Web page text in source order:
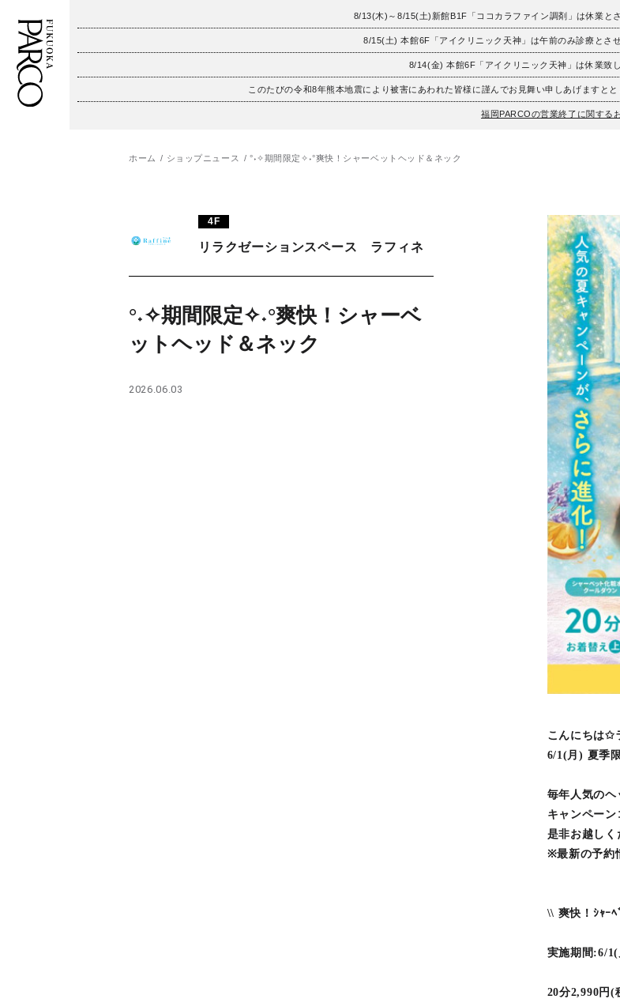
8/13(木)～8/15(土)新館B1F「ココカラファイン調剤」は休業と
8/15(土) 本館6F「アイクリニック天神」は午前のみ診療とさ
8/14(金) 本館6F「アイクリニック天神」は休業致
このたびの令和8年熊本地震により被害にあわれた皆様に謹んでお見舞い申しあげますと
福岡PARCOの営業終了に関する
施設案内・アクセス
TAX FREE
ホーム ショップニュース °˖✧期間限定✧˖°爽快！シャーベットヘッド＆ネック
4F
リラクゼーションスペース ラフィネ
°˖✧期間限定✧˖°爽快！シャーベ
ットヘッド＆ネック
2026.06.03
こんにちは✩
6/1(月) 夏季
毎年人気のヘ
キャンペーン
是非お越しく
※最新の予約
\\ 爽快！ｼｬｰﾍ
実施期間:6/
20分2,990円(